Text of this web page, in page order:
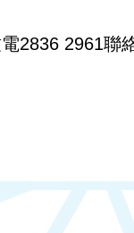
2836 2961聯